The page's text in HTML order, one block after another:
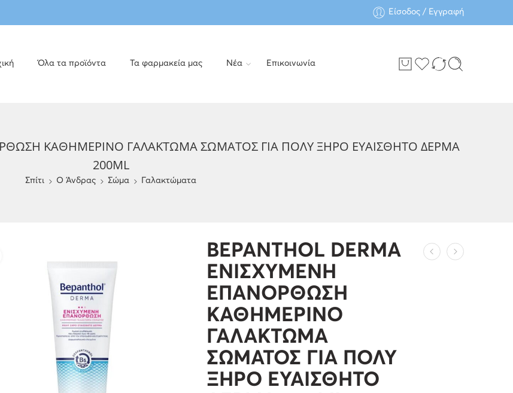
Είσοδος / Εγγραφή
Όλα τα προϊόντα Τα φαρμακεία μας Νέα Επικοινωνία
ΚΑΘΗΜΕΡΙΝΟ ΓΑΛΑΚΤΩΜΑ ΣΩΜΑΤΟΣ ΓΙΑ ΠΟΛΥ ΞΗΡΟ ΕΥΑΙΣΘΗΤΟ ΔΕΡΜΑ
200ML
Σπίτι O Άνδρας Σώμα Γαλακτώματα
BEPANTHOL DERMA
ΕΝΙΣΧΥΜΕΝΗ
ΕΠΑΝΟΡΘΩΣΗ
ΚΑΘΗΜΕΡΙΝΟ
ΓΑΛΑΚΤΩΜΑ
ΣΩΜΑΤΟΣ ΓΙΑ ΠΟΛΥ
ΞΗΡΟ ΕΥΑΙΣΘΗΤΟ